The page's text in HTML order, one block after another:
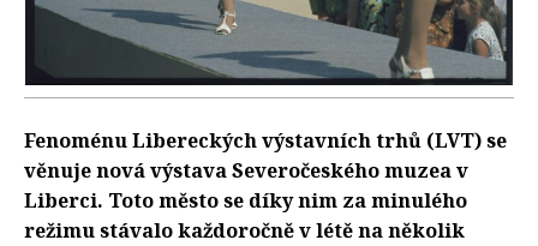
Fenoménu Libereckých výstavních trhů (LVT) se
věnuje nová výstava Severočeského muzea v
Liberci. Toto město se díky nim za minulého
režimu stávalo každoročně v létě na několik